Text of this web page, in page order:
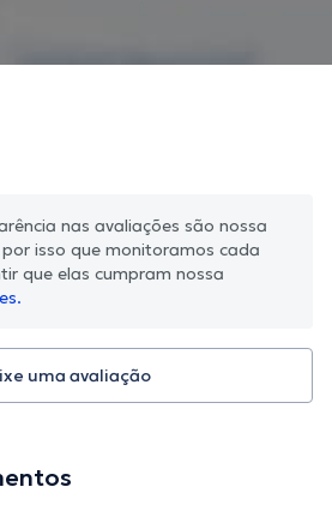
nas avaliações são nossa
isso que monitoramos cada
que elas cumpram nossa
uma avaliação